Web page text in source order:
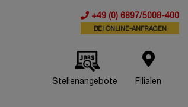
+49 (0) 6897/5008-400
BEI ONLINE-ANFRAGEN
Stellenangebote Filialen